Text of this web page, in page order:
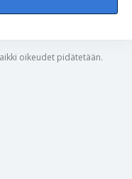
oikeudet pidätetään.